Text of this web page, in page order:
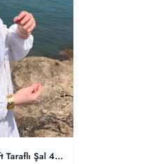
Şal 440344- Gümüş Gri